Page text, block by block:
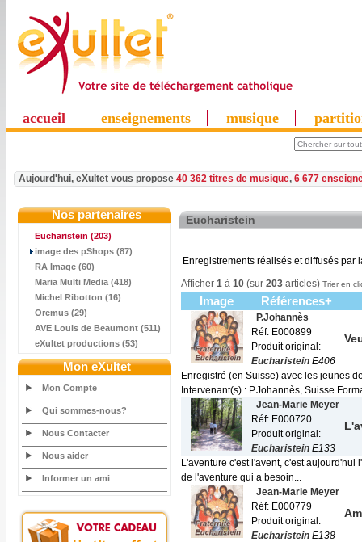
accueil enseignements musique
Aujourd'hui, eXultet vous propose 40 362 titres de musique, 6 677
Nos partenaires
Eucharistein (203)
image des pShops (87)
RA Image (60)
Maria Multi Media (418)
Michel Ribotton (16)
Oremus (29)
AVE Louis de Beaumont (511)
eXultet productions (53)
Mon eXultet
Mon Compte
Qui sommes-nous?
Nous Contacter
Nous aider
Informer un ami
Eucharistein
Enregistrements réalisés et diffusés par
Afficher 1 à 10 (sur 203 articles) Trier en
Image Références+
P.Johannès
Réf: E000899
Produit original:
Eucharistein E406
Enregistré (en Suisse) avec les jeunes
Intervenant(s) : P.Johannès, Suisse
Jean-Marie Meyer
Réf: E000720
Produit original:
Eucharistein E133
L'aventure c'est l'avent, c'est
de l'aventure qui a besoin...
Jean-Marie Meyer
Réf: E000779
Produit original:
Eucharistein E138